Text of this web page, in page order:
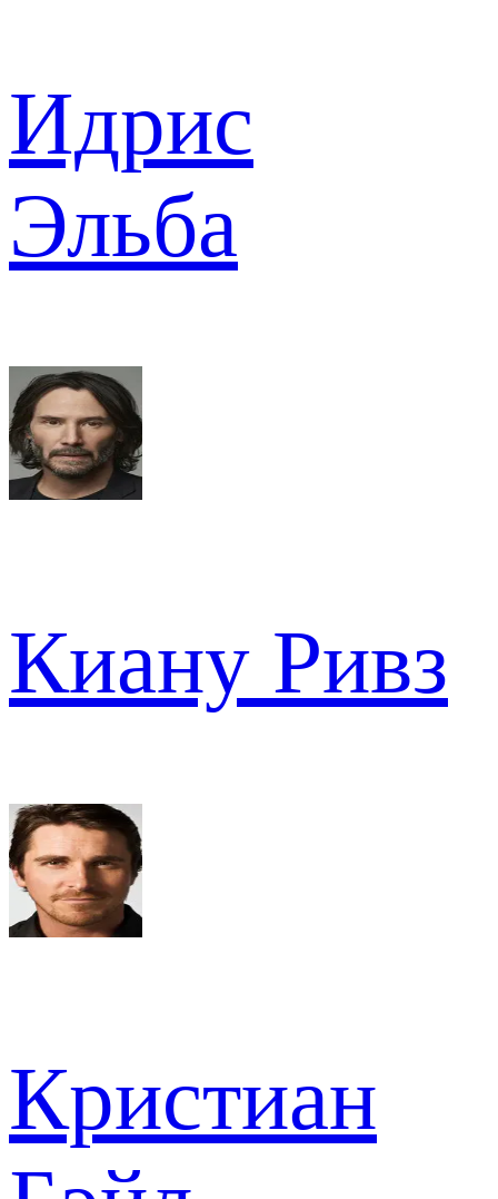
Идрис
Эльба
Киану Ривз
Кристиан